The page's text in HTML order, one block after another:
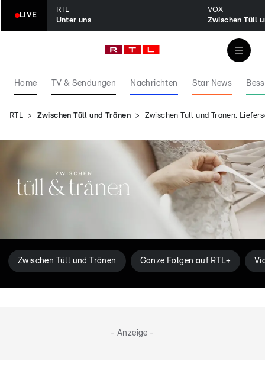
LIVE
RTL
Unter uns
VOX
Zwischen Tüll
Home TV & Sendungen Nachrichten Star News
RTL Zwischen Tüll und Tränen Zwischen Tüll und Tränen:
Zwischen Tüll und Tränen Ganze Folgen auf RTL+
- Anzeige -